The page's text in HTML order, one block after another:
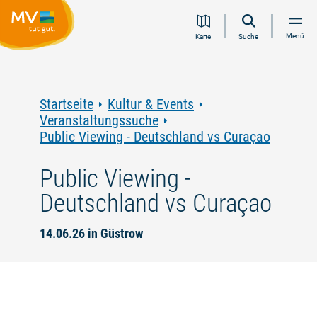
Inhalt
Navigation
Volltextsuche
FooterKarte Suche Menü
Startseite
Kultur & Events
Veranstaltungssuche
Public Viewing - Deutschland vs Curaçao
Public Viewing -
Deutschland vs Curaçao
14.06.26 in Güstrow